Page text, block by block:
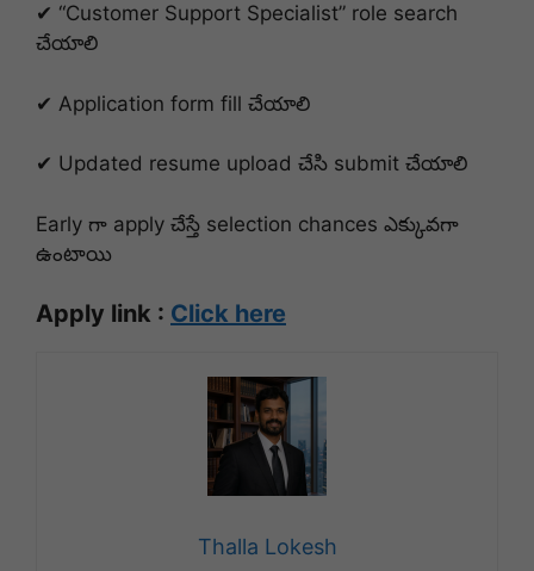
✔ “Customer Support Specialist” role search
చేయాలి
✔ Application form fill చేయాలి
✔ Updated resume upload చేసి submit చేయాలి
Early గా apply చేస్తే selection chances ఎక్కువగా
ఉంటాయి
Apply link : Click here
Thalla Lokesh